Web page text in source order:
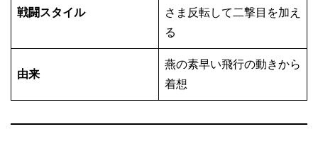
戦闘スタイル
さま反転して二撃目を加え
る
由来
燕の素早い飛行の動きから
着想